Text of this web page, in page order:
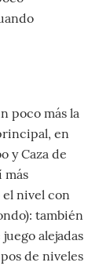
poco más la
en
y Caza de
más
nivel con
también
alejadas
de niveles